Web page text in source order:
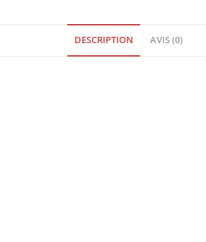
DESCRIPTION AVIS (0)